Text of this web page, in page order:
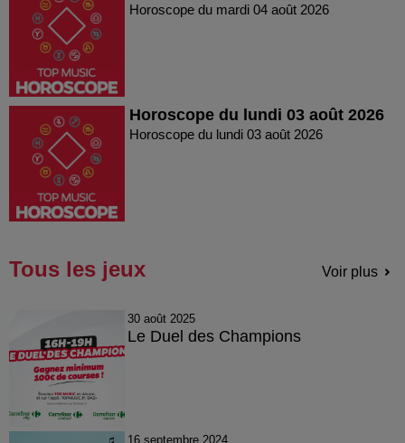
Horoscope du mardi 04 août 2026
Horoscope du lundi 03 août 2026
Horoscope du lundi 03 août 2026
Tous les jeux Voir plus
30 août 2025
Le Duel des Champions
16 septembre 2024